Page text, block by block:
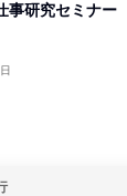
事研究セミナ